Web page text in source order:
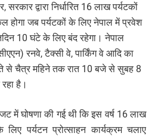
द्वारा निर्धारित 16 लाख पर्यटकों
होगा जब पर्यटकों के लिए नेपाल में प्रवेश
10 घंटे के लिए बंद रहेगा। नेपाल
रनवे, टैक्सी वे, पार्किंग वे आदि का
से चैत्र महिने तक रात 10 बजे से सुबह 8
है।
में घोषणा की गई थी कि इस वर्ष 16 लाख
पर्यटन प्रोत्साहन कार्यक्रम चलाए